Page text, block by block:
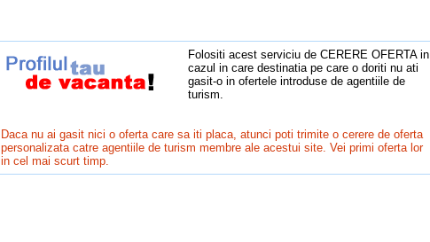
Folositi acest serviciu de CERERE OFERTA in
cazul in care destinatia pe care o doriti nu ati
gasit-o in ofertele introduse de agentiile de
turism.
Daca nu ai gasit nici o oferta care sa iti placa, atunci poti trimite o cerere de oferta
personalizata catre agentiile de turism membre ale acestui site. Vei primi oferta lor
in cel mai scurt timp.